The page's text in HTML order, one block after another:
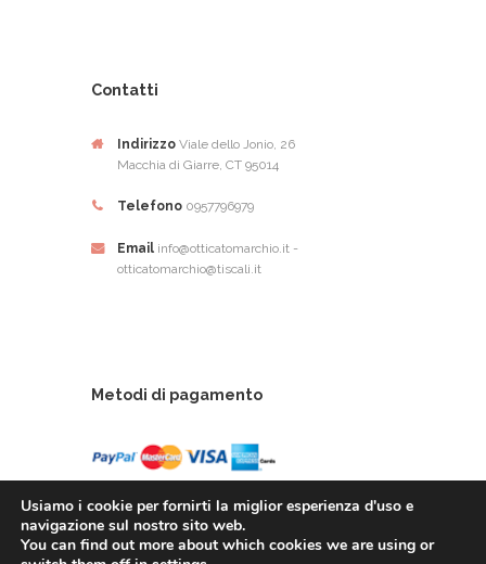
Contatti
Indirizzo Viale dello Jonio, 26
Macchia di Giarre, CT 95014
Telefono 0957796979
Email info@otticatomarchio.it -
otticatomarchio@tiscali.it
Metodi di pagamento
Ottica Tomarchio di Tomachio Rosario Alfio - Via
Usiamo i cookie per fornirti la miglior esperienza d'uso e
navigazione sul nostro sito web.
You can find out more about which cookies we are using or